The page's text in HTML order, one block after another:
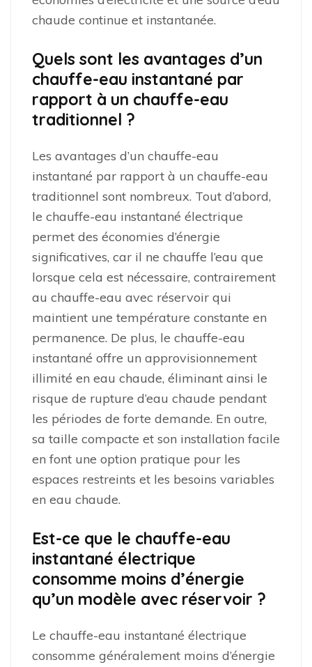
chaude continue et instantanée.
Quels sont les avantages d’un
chauffe-eau instantané par
rapport à un chauffe-eau
traditionnel ?
Les avantages d’un chauffe-eau
instantané par rapport à un chauffe-eau
traditionnel sont nombreux. Tout d’abord,
le chauffe-eau instantané électrique
permet des économies d’énergie
significatives, car il ne chauffe l’eau que
lorsque cela est nécessaire, contrairement
au chauffe-eau avec réservoir qui
maintient une température constante en
permanence. De plus, le chauffe-eau
instantané offre un approvisionnement
illimité en eau chaude, éliminant ainsi le
risque de rupture d’eau chaude pendant
les périodes de forte demande. En outre,
sa taille compacte et son installation facile
en font une option pratique pour les
espaces restreints et les besoins variables
en eau chaude.
Est-ce que le chauffe-eau
instantané électrique
consomme moins d’énergie
qu’un modèle avec réservoir ?
Le chauffe-eau instantané électrique
consomme généralement moins d’énergie